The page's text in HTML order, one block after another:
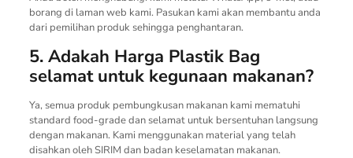
borang di laman web kami. Pasukan kami akan membantu anda
dari pemilihan produk sehingga penghantaran.
5. Adakah Harga Plastik Bag
selamat untuk kegunaan makanan?
Ya, semua produk pembungkusan makanan kami mematuhi
standard food-grade dan selamat untuk bersentuhan langsung
dengan makanan. Kami menggunakan material yang telah
disahkan oleh SIRIM dan badan keselamatan makanan.